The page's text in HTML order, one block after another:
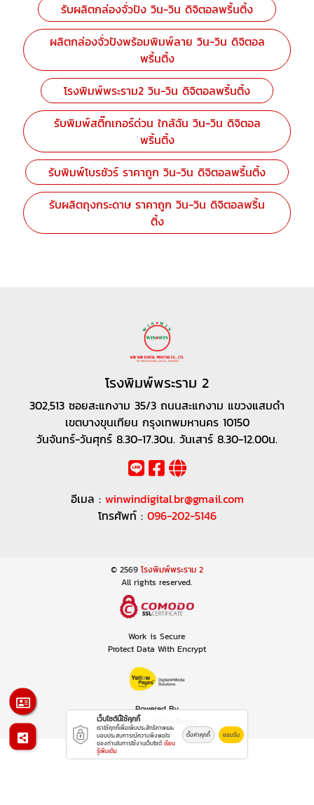
รับผลิตกล่องจั่วปัง วิน-วิน ดิจิตอลพริ้นติ้ง
ผลิตกล่องจั่วปังพร้อมพิมพ์ลาย วิน-วิน ดิจิตอล
พริ้นติ้ง
โรงพิมพ์พระราม2 วิน-วิน ดิจิตอลพริ้นติ้ง
รับพิมพ์สติ๊กเกอร์ด่วน ใกล้ฉัน วิน-วิน ดิจิตอล
พริ้นติ้ง
รับพิมพ์โบรชัวร์ ราคาถูก วิน-วิน ดิจิตอลพริ้นติ้ง
รับผลิตถุงกระดาษ ราคาถูก วิน-วิน ดิจิตอลพริ้น
ติ้ง
โรงพิมพ์พระราม 2
302,513 ซอยสะแกงาม 35/3 ถนนสะแกงาม แขวงแสมดำ
เขตบางขุนเทียน กรุงเทพมหานคร 10150
วันจันทร์-วันศุกร์ 8.30-17.30น. วันเสาร์ 8.30-12.00น.
อีเมล : winwindigital.br@gmail.com
โทรศัพท์ : 096-202-5146
© 2569 โรงพิมพ์พระราม 2
All rights reserved.
Work is Secure
Protect Data With Encrypt
Powered By
Thailand YellowPages
เว็บไซต์นี้ใช้คุกกี้
เราใช้คุกกี้เพื่อเพิ่มประสิทธิภาพและ
มอบประสบการณ์ความพึงพอใจ
ของท่านในการใช้งานเว็บไซต์ เรียน
รู้เพิ่มเติม
ตั้งค่าคุกกี้ ยอมรับ